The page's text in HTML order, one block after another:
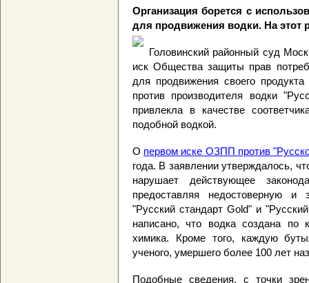
Организация борется с
для продвижения водки. На этот
Головинский районный суд
иск Общества защиты прав
для продвижения своего
против производителя водки
привлекла в качестве
подобной водкой.
О первом иске ОЗПП против
года. В заявлении утверждалось,
нарушает действующее
предоставляя недостоверную
"Русский стандарт Gold" и
написано, что водка создана по
химика. Кроме того, каждую
ученого, умершего более 100 лет
Подобные сведения, с точки